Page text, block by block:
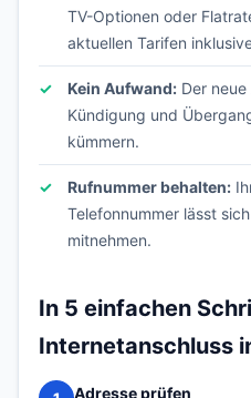
TV-Optionen oder
aktuellen Tarifen
Kein Aufwand: Der
Kündigung und
kümmern.
Rufnummer behalten:
Telefonnummer lässt
mitnehmen.
In 5 einfachen
Internetanschluss
Adresse prüfen